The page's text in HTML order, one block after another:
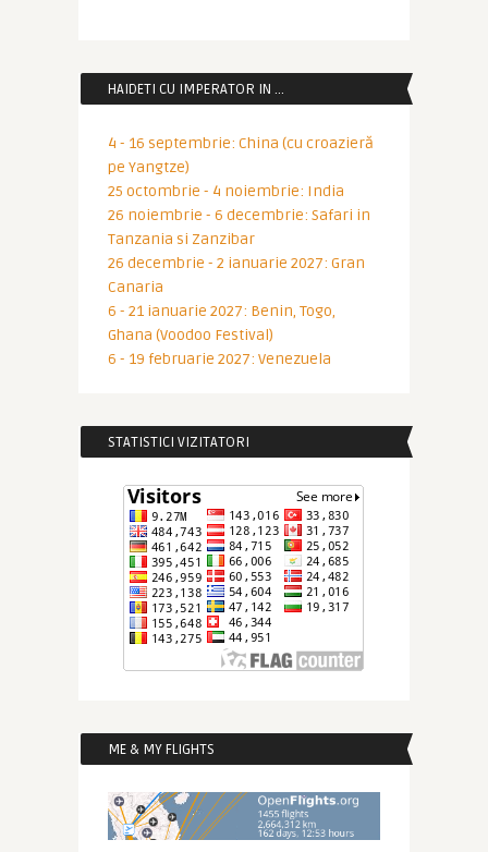
HAIDETI CU IMPERATOR IN …
4 - 16 septembrie: China (cu croazieră
pe Yangtze)
25 octombrie - 4 noiembrie: India
26 noiembrie - 6 decembrie: Safari in
Tanzania si Zanzibar
26 decembrie - 2 ianuarie 2027: Gran
Canaria
6 - 21 ianuarie 2027: Benin, Togo,
Ghana (Voodoo Festival)
6 - 19 februarie 2027: Venezuela
STATISTICI VIZITATORI
ME & MY FLIGHTS